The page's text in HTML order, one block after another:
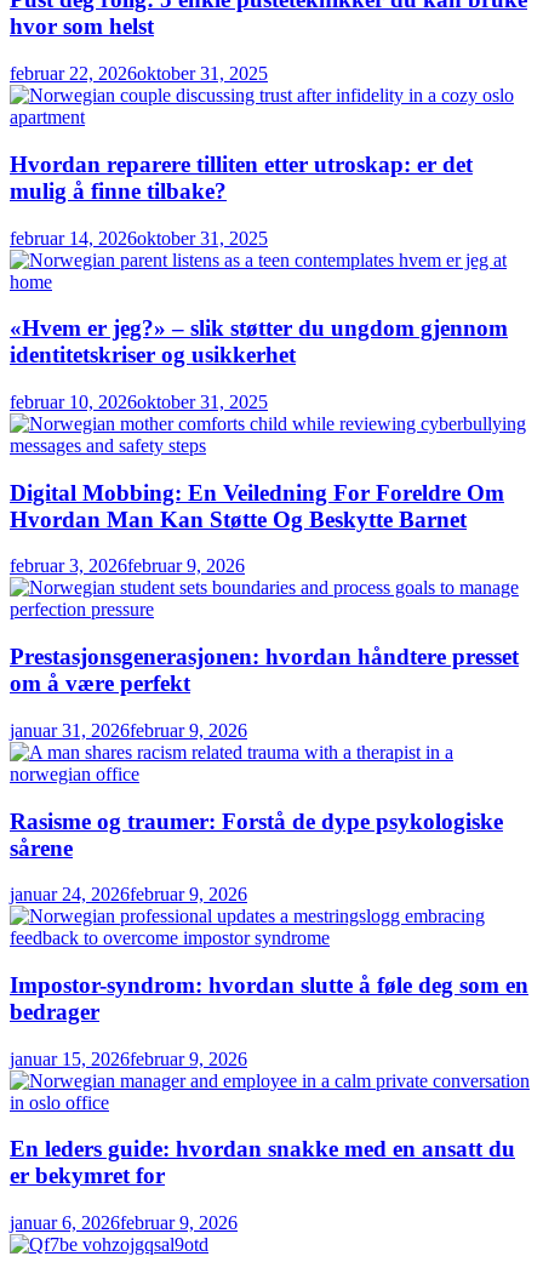
hvor som helst
februar 22, 2026oktober 31, 2025
Hvordan reparere tilliten etter utroskap: er det
mulig å finne tilbake?
februar 14, 2026oktober 31, 2025
«Hvem er jeg?» – slik støtter du ungdom gjennom
identitetskriser og usikkerhet
februar 10, 2026oktober 31, 2025
Digital Mobbing: En Veiledning For Foreldre Om
Hvordan Man Kan Støtte Og Beskytte Barnet
februar 3, 2026februar 9, 2026
Prestasjonsgenerasjonen: hvordan håndtere presset
om å være perfekt
januar 31, 2026februar 9, 2026
Rasisme og traumer: Forstå de dype psykologiske
sårene
januar 24, 2026februar 9, 2026
Impostor-syndrom: hvordan slutte å føle deg som en
bedrager
januar 15, 2026februar 9, 2026
En leders guide: hvordan snakke med en ansatt du
er bekymret for
januar 6, 2026februar 9, 2026